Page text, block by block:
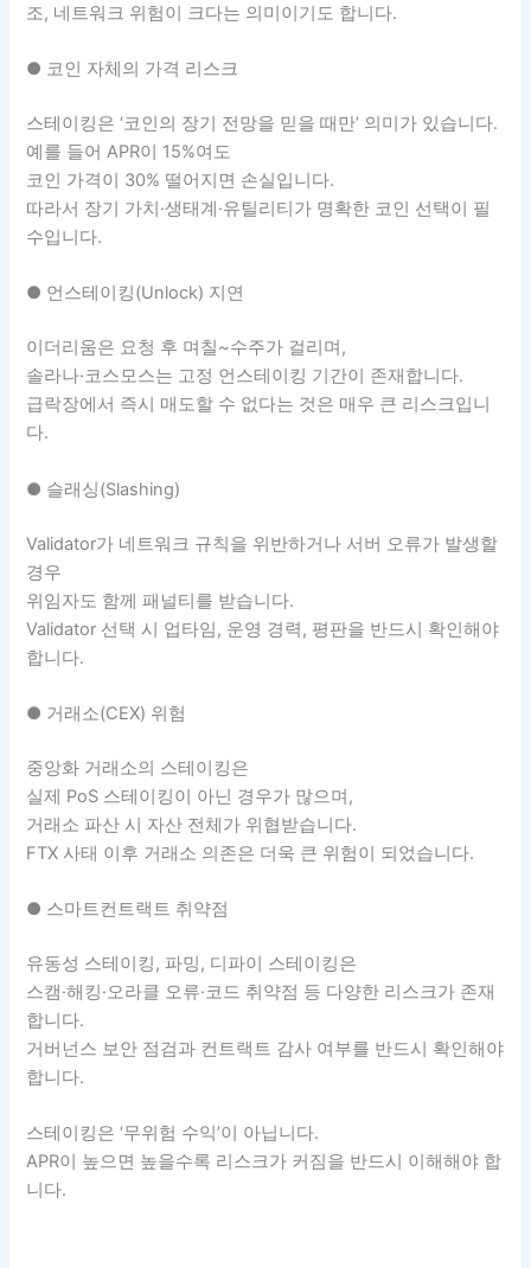
조, 네트워크 위험이 크다는 의미이기도 합니다.
● 코인 자체의 가격 리스크
스테이킹은 ‘코인의 장기 전망을 믿을 때만’ 의미가 있습니다.
예를 들어 APR이 15%여도
코인 가격이 30% 떨어지면 손실입니다.
따라서 장기 가치·생태계·유틸리티가 명확한 코인 선택이 필
수입니다.
● 언스테이킹(Unlock) 지연
이더리움은 요청 후 며칠~수주가 걸리며,
솔라나·코스모스는 고정 언스테이킹 기간이 존재합니다.
급락장에서 즉시 매도할 수 없다는 것은 매우 큰 리스크입니
다.
● 슬래싱(Slashing)
Validator가 네트워크 규칙을 위반하거나 서버 오류가 발생할
경우
위임자도 함께 패널티를 받습니다.
Validator 선택 시 업타임, 운영 경력, 평판을 반드시 확인해야
합니다.
● 거래소(CEX) 위험
중앙화 거래소의 스테이킹은
실제 PoS 스테이킹이 아닌 경우가 많으며,
거래소 파산 시 자산 전체가 위협받습니다.
FTX 사태 이후 거래소 의존은 더욱 큰 위험이 되었습니다.
● 스마트컨트랙트 취약점
유동성 스테이킹, 파밍, 디파이 스테이킹은
스캠·해킹·오라클 오류·코드 취약점 등 다양한 리스크가 존재
합니다.
거버넌스 보안 점검과 컨트랙트 감사 여부를 반드시 확인해야
합니다.
스테이킹은 ‘무위험 수익’이 아닙니다.
APR이 높으면 높을수록 리스크가 커짐을 반드시 이해해야 합
니다.